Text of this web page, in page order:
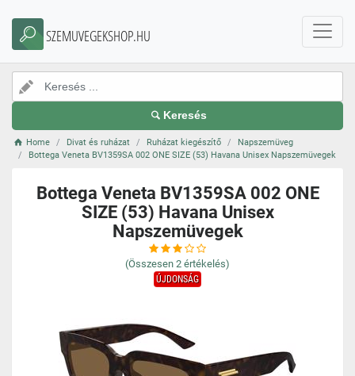
SZEMUVEGEKSHOP.HU
Keresés
Home Divat és ruházat Ruházat kiegészítő
Napszemüveg
Bottega Veneta BV1359SA 002 ONE SIZE (53) Havana Unisex Napszemüvegek
Bottega Veneta BV1359SA 002 ONE
SIZE (53) Havana Unisex
Napszemüvegek
(Összesen 2 értékelés)
ÚJDONSÁG